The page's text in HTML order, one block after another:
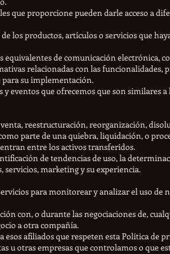
que proporcione pueden darle acceso a
los productos, artículos o servicios que
de comunicación electrónica,
relacionadas con las funcionalidades,
para su implementación.
eventos que ofrecemos que son similares a
reestructuración, reorganización,
parte de una quiebra, liquidación, o
entre los activos transferidos.
de tendencias de uso, la
servicios, marketing y su experiencia.
para monitorear y analizar el uso de
con, o durante las negociaciones de,
a otra compañía.
afiliados que respeten esta Política de
u otras empresas que controlamos o que